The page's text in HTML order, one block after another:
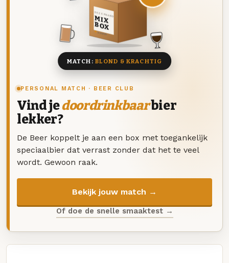
PERSONAL MATCH · BEER CLUB
Vind jedoordrinkbaarbier
lekker?
De Beer koppelt je aan een box met toegankelijk
speciaalbier dat verrast zonder dat het te veel
wordt. Gewoon raak.
Bekijk jouw match →
Of doe de snelle smaaktest →
DEZE MAAND
MIX
BOX
8 BIEREN
MATCH: BLOND & KRACHTIG